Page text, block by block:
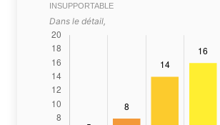
INSUPPORTABLE
Dans le détail,